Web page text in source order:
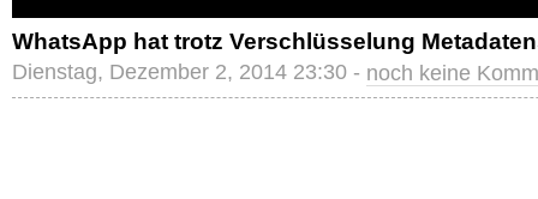
WhatsApp hat trotz Verschlüsselung
Dienstag, Dezember 2, 2014 23:30 - noch keine